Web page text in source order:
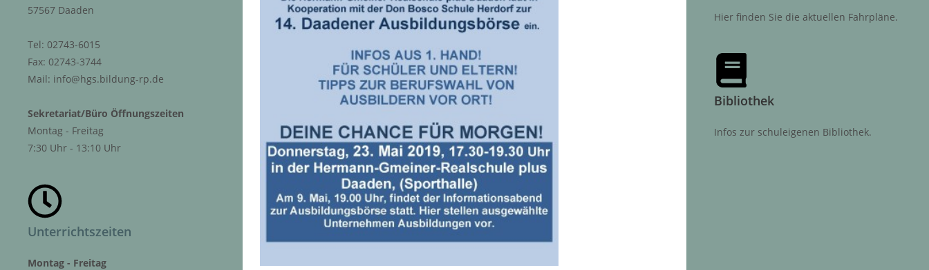
57567 Daaden
Tel: 02743-6015
Fax: 02743-3744
Mail: info@hgs.bildung-rp.de
Sekretariat/Büro Öffnungszeiten
Montag - Freitag
7:30 Uhr - 13:10 Uhr
Unterrichtszeiten
Montag - Freitag
Hier finden Sie die aktuellen Fahrpläne.
Bibliothek
Infos zur schuleigenen Bibliothek.